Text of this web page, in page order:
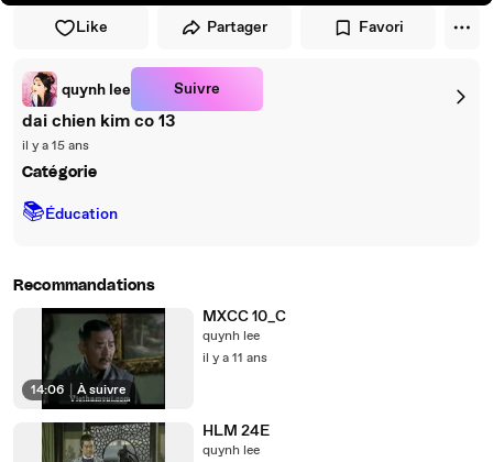
Like Partager Favori
quynh lee Suivre
dai chien kim co 13
il y a 15 ans
Catégorie
📚Éducation
Recommandations
14:06 À suivre
MXCC 10_C
quynh lee
il y a 11 ans
HLM 24E
quynh lee